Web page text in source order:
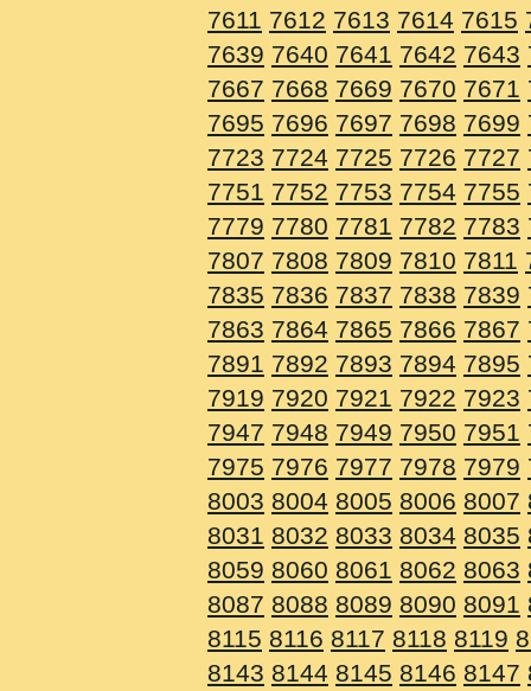
7611 7612 7613 7614 7615
7639 7640 7641 7642 7643
7667 7668 7669 7670 7671
7695 7696 7697 7698 7699
7723 7724 7725 7726 7727
7751 7752 7753 7754 7755
7779 7780 7781 7782 7783
7807 7808 7809 7810 7811
7835 7836 7837 7838 7839
7863 7864 7865 7866 7867
7891 7892 7893 7894 7895
7919 7920 7921 7922 7923
7947 7948 7949 7950 7951
7975 7976 7977 7978 7979
8003 8004 8005 8006 8007
8031 8032 8033 8034 8035
8059 8060 8061 8062 8063
8087 8088 8089 8090 8091
8115 8116 8117 8118 8119
8143 8144 8145 8146 8147